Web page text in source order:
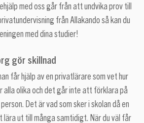
med oss går från att undvika prov till
från Allakando så kan du
med dina studier!
gör skillnad
får hjälp av en privatlärare som vet hur
alla olika och det går inte att förklara på
Det är vad som sker i skolan då en
lära ut till många samtidigt. När du väl får